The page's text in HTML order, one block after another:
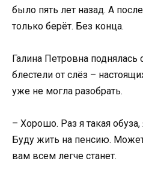
было пять лет назад. А
только берёт. Без конца.
Галина Петровна поднялась
блестели от слёз –
уже не могла разобрать.
– Хорошо. Раз я такая
Буду жить на пенсию.
вам всем легче станет.